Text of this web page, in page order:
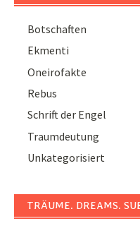
Botschaften
Ekmenti
Oneirofakte
Rebus
Schrift der Engel
Traumdeutung
Unkategorisiert
TRÄUME. DREAMS.